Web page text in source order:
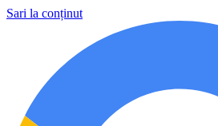
Sari la conținut